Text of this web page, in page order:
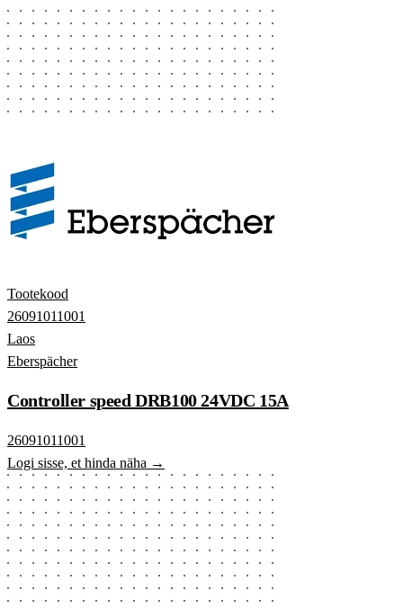
Tootekood
26091011001
Laos
Eberspächer
Controller speed DRB100 24VDC 15A
26091011001
Logi sisse, et hinda näha →